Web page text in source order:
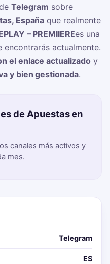
Telegram sobre
España que realmente
– PREMIIEREes una
encontrarás actualmente.
el enlace actualizado y
y bien gestionada.
de Apuestas en
canales más activos y
mes.
Telegram
ES